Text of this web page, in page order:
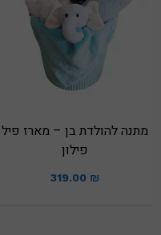
מתנה להולדת בן – מארז פיל
פילון
319.00 ₪